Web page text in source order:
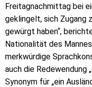
Freitagnachmittag bei
geklingelt, sich Zugang
gewürgt haben“,
Nationalität des
merkwürdige
auch die Redewendung
Synonym für „ein